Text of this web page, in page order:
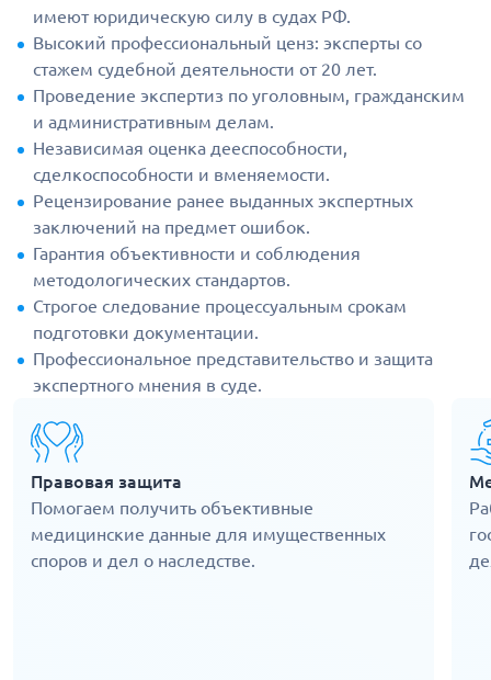
имеют юридическую силу в судах РФ.
Высокий профессиональный ценз: эксперты со
стажем судебной деятельности от 20 лет.
Проведение экспертиз по уголовным, гражданским
и административным делам.
Независимая оценка дееспособности,
сделкоспособности и вменяемости.
Рецензирование ранее выданных экспертных
заключений на предмет ошибок.
Гарантия объективности и соблюдения
методологических стандартов.
Строгое следование процессуальным срокам
подготовки документации.
Профессиональное представительство и защита
экспертного мнения в суде.
Правовая защита
Помогаем получить объективные
медицинские данные для имущественных
споров и дел о наследстве.